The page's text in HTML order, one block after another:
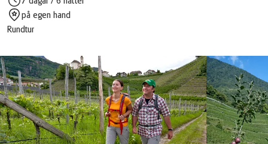
på egen hand
Rundtur